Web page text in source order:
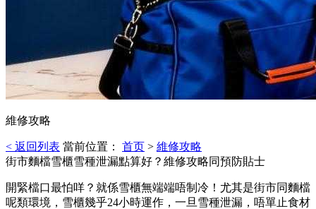
維修攻略
< 返回列表 當前位置： 首页 > 維修攻略
街市麵檔雪櫃雪種泄漏點算好？維修攻略同預防貼士
開緊檔口最怕咩？就係雪櫃無端端唔制冷！尤其是街市同麵檔
呢類環境，雪櫃幾乎24小時運作，一旦雪種泄漏，唔單止食材